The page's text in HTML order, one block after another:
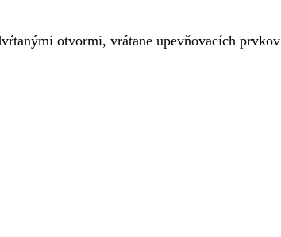
otvormi, vrátane upevňovacích prvkov